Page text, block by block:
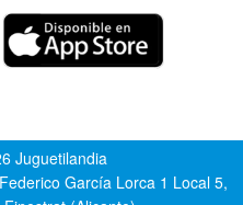
Juguetilandia
García Lorca 1 Local 5,